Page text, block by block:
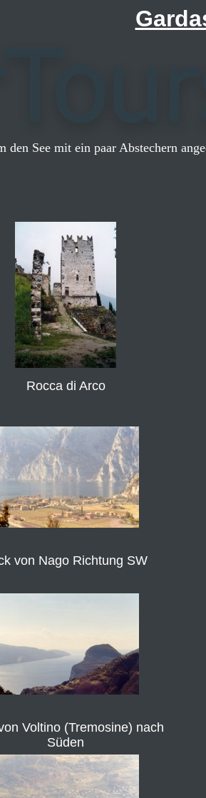
See mit ein paar Abstechern
Rocca di Arco
von Nago Richtung SW
Voltino (Tremosine) nach
Süden